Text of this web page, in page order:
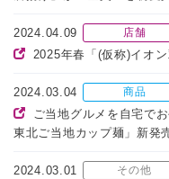
2024.04.09 店舗
2025年春「(仮称)イオ
2024.03.04 商品
ご当地グルメを自宅で
東北ご当地カップ麺」新発
2024.03.01 その他